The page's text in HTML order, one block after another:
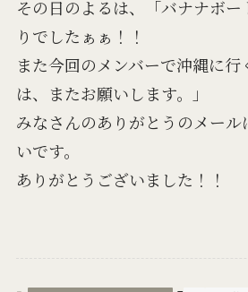
その日のよるは、「バナナボー
りでしたぁぁ！！
また今回のメンバーで沖縄に行
は、またお願いします。」
みなさんのありがとうのメール
いです。
ありがとうございました！！